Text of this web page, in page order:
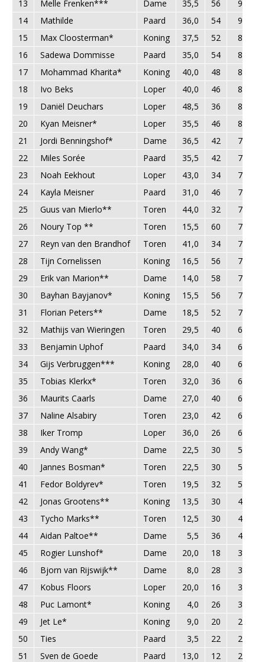
13 Melle Frenken*** Dame 35,5 56
91,5
14
Mathilde Paard 36,0 54
90,0
15
Max Cloosterman* Koning 37,5 52
89,5
16
Sadewa Dommisse Paard 35,0 54
89,0
17
Mohammad Kharita* Koning 40,0 48
88,0
18
Ivo Beks Loper 40,0 46
86,0
19
Daniël Deuchars Loper 48,5 36
84,5
20
Kyan Meisner* Loper 35,5 46
81,5
21
Jordi Benningshof* Dame 36,5 42
78,5
22
Miles Sorée Paard 35,5 42
77,5
23
Noah Eekhout Loper 43,0 34
77,0
24
Kayla Meisner Paard 31,0 46
77,0
25
Guus van Mierlo** Toren 44,0 32
76,0
26
Noury Top ** Toren 15,5 60
75,5
27
Reyn van den Brandhof Toren 41,0 34
75,0
28
Tijn Cornelissen Koning 16,5 56
72,5
29
Erik van Marion** Dame 14,0 58
72,0
30
Bayhan Bayjanov* Koning 15,5 56
71,5
31
Florian Peters** Dame 18,5 52
70,5
32
Mathijs van Wieringen Toren 29,5 40
69,5
33
Benjamin Uphof Paard 34,0 34
68,0
34
Gijs Verbruggen*** Koning 28,0 40
68,0
35
Tobias Klerkx* Toren 32,0 36
68,0
36
Maurits Caarls Dame 27,0 40
67,0
37
Naline Alsabiry Toren 23,0 42
65,0
38
Iker Tromp Loper 36,0 26
62,0
39
Andy Wang* Dame 22,5 30
52,5
40
Jannes Bosman* Toren 22,5 30
52,5
41
Fedor Boldyrev* Toren 19,5 32
51,5
42
Jonas Grootens** Koning 13,5 30
43,5
43
Tycho Marks** Toren 12,5 30
42,5
44
Aidan Paltoe** Dame 5,5 36
41,5
45
Rogier Lunshof* Dame 20,0 18
38,0
46
Bjorn van Rijswijk** Dame 8,0 28
36,0
47
Kobus Floors Loper 20,0 16
36,0
48
Puc Lamont* Koning 4,0 26
30,0
49
Jet Le* Koning 9,0 20
29,0
50
Ties Paard 3,5 22
25,5
51
Sven de Goede Paard 13,0 12
25,0